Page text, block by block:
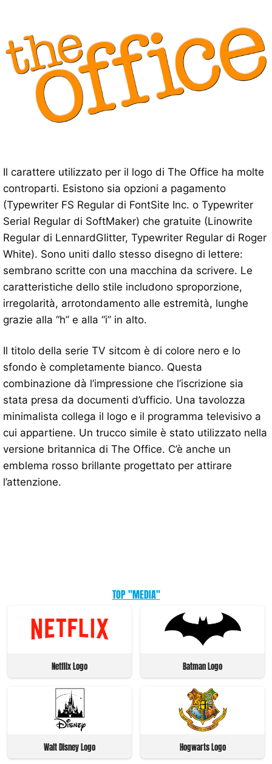
Il carattere utilizzato per il logo di The Office ha molte
controparti. Esistono sia opzioni a pagamento
(Typewriter FS Regular di FontSite Inc. o Typewriter
Serial Regular di SoftMaker) che gratuite (Linowrite
Regular di LennardGlitter, Typewriter Regular di Roger
White). Sono uniti dallo stesso disegno di lettere:
sembrano scritte con una macchina da scrivere. Le
caratteristiche dello stile includono sproporzione,
irregolarità, arrotondamento alle estremità, lunghe
grazie alla “h” e alla “i” in alto.
Il titolo della serie TV sitcom è di colore nero e lo
sfondo è completamente bianco. Questa
combinazione dà l’impressione che l’iscrizione sia
stata presa da documenti d’ufficio. Una tavolozza
minimalista collega il logo e il programma televisivo a
cui appartiene. Un trucco simile è stato utilizzato nella
versione britannica di The Office. C’è anche un
emblema rosso brillante progettato per attirare
l’attenzione.
TOP "MEDIA"
Netflix Logo Batman Logo
Walt Disney Logo Hogwarts Logo